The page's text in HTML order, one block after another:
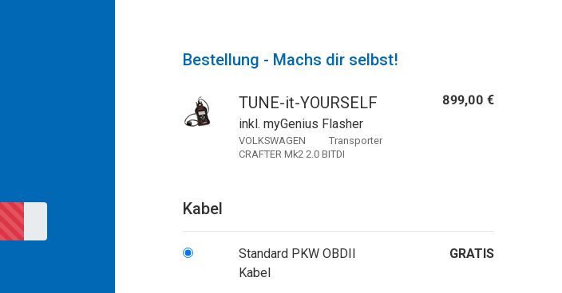
Bestellung - Machs dir selbst!
TUNE-it-YOURSELF
inkl. myGenius Flasher
VOLKSWAGEN Transporter
CRAFTER Mk2 2.0 BITDI
899,00 €
Kabel
Standard PKW OBDII
Kabel
GRATIS